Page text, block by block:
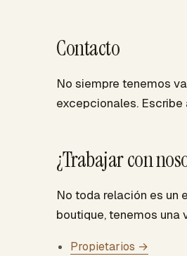
Contacto
No siempre tenemos
excepcionales. Escribe
¿Trabajar con
No toda relación es un
boutique, tenemos una
Propietarios →